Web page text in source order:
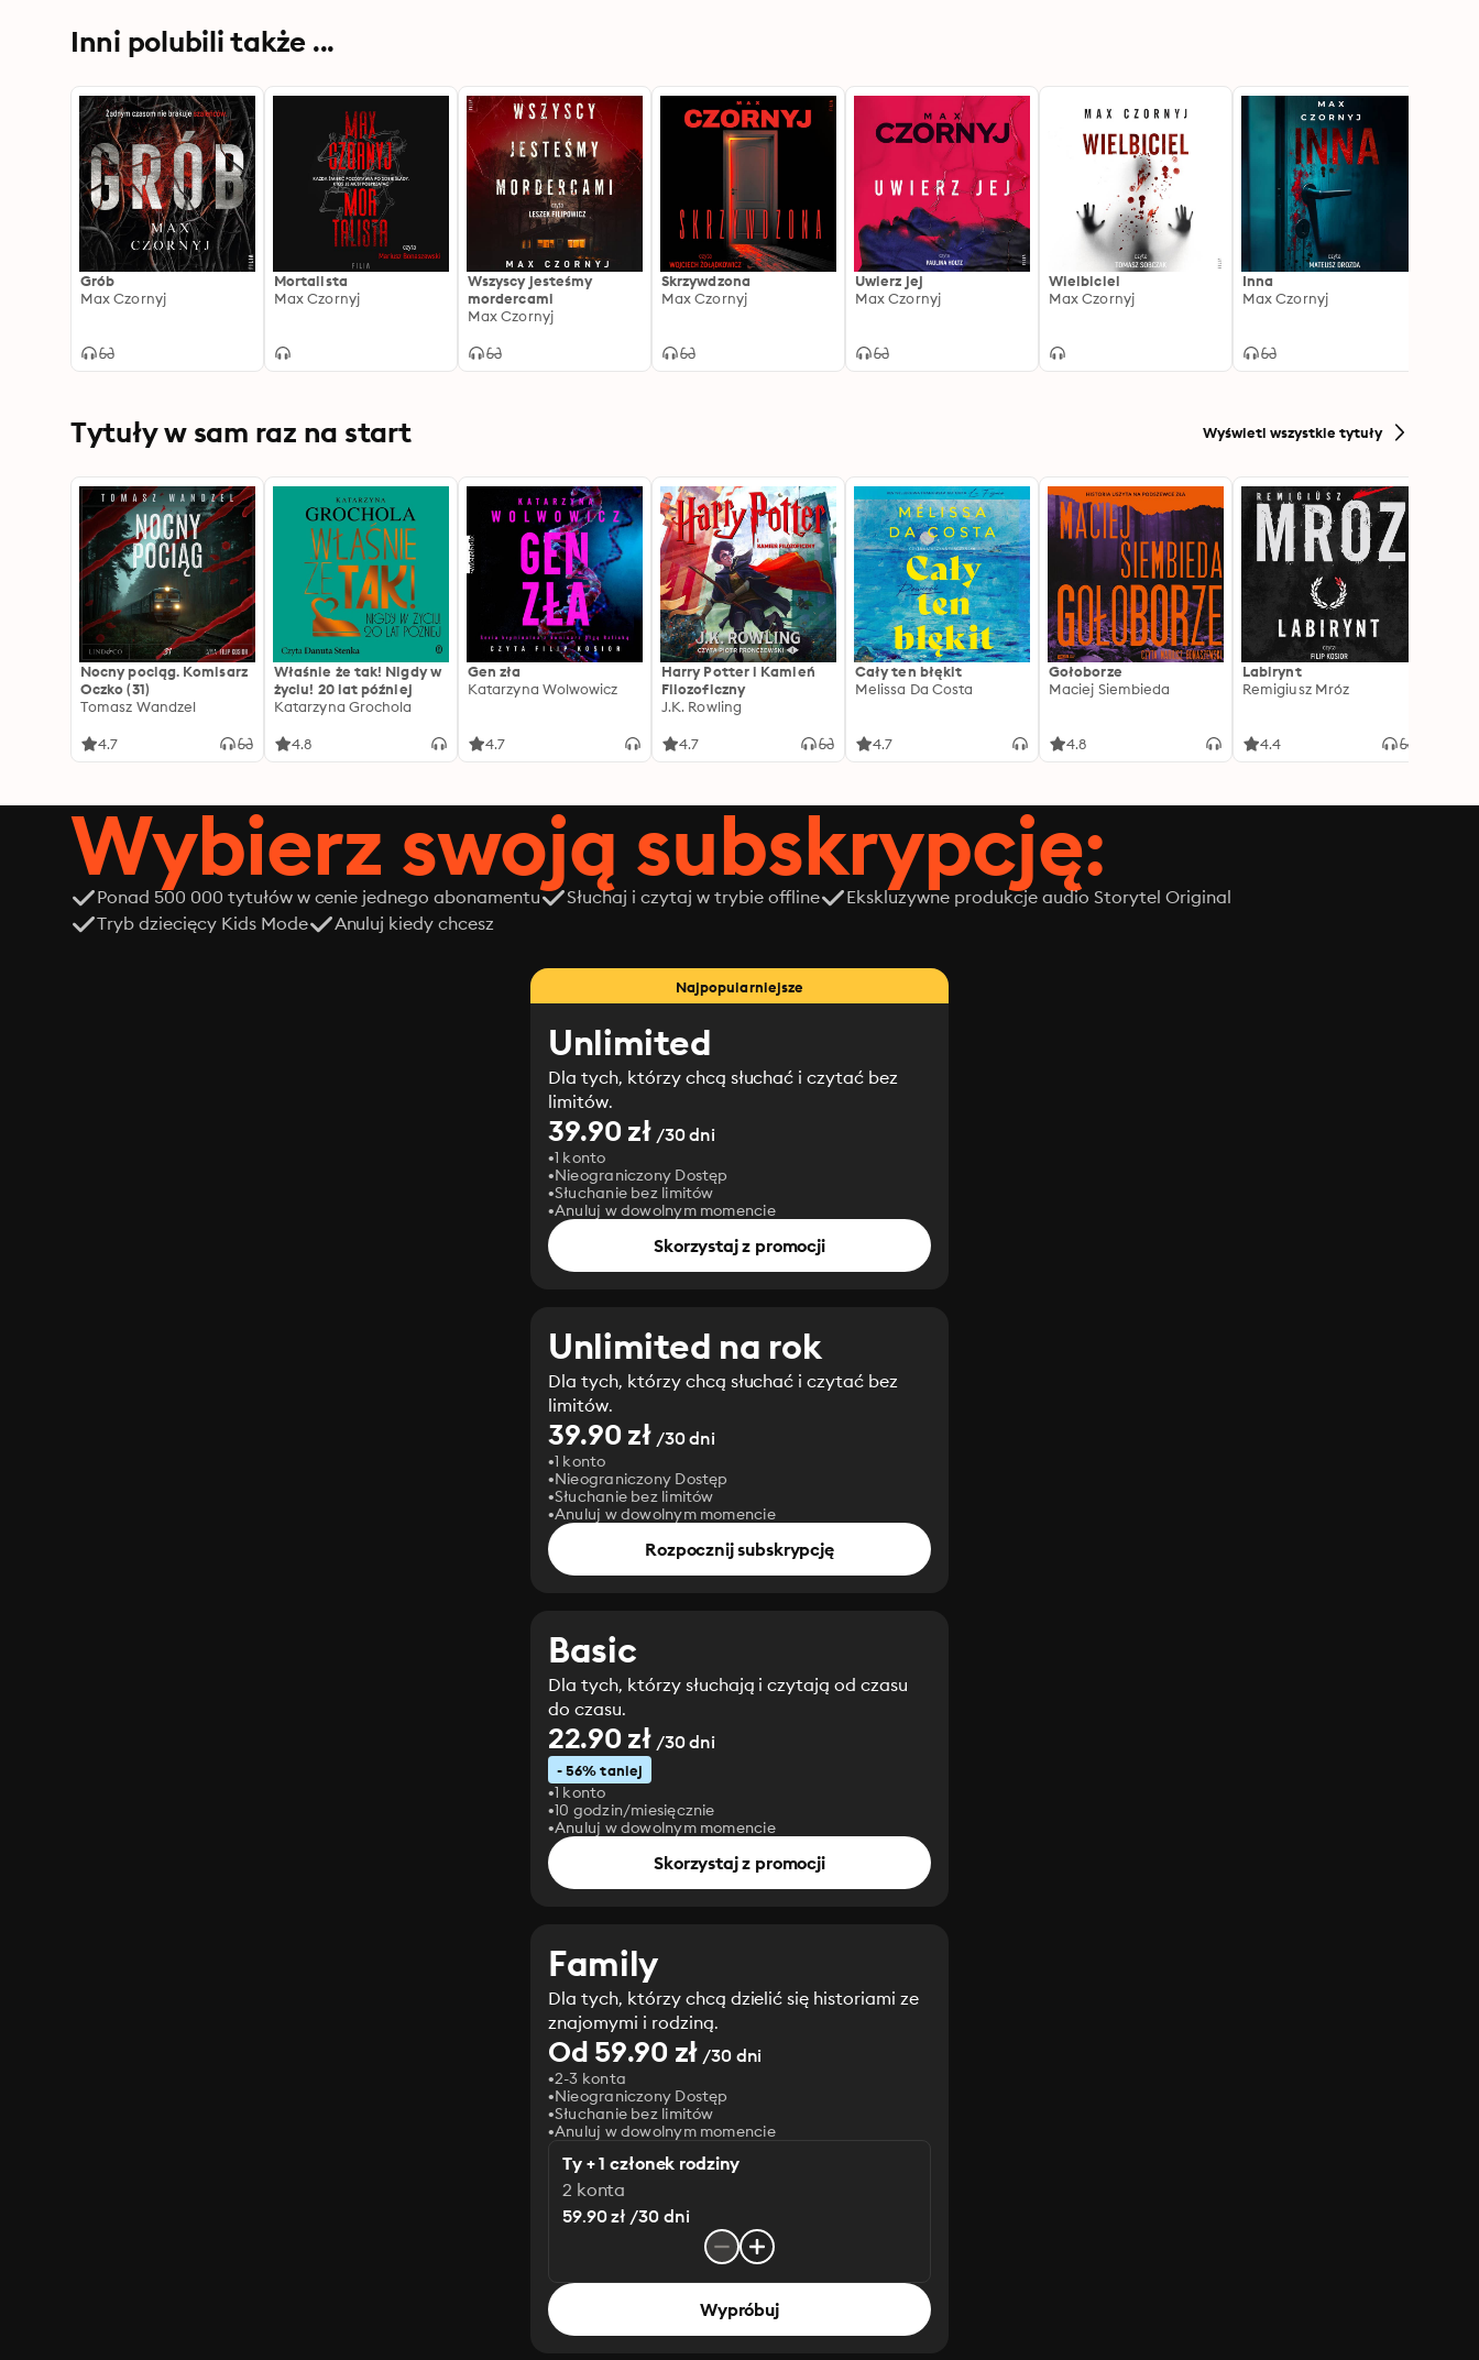
Inni polubili także ...
Grób
Max Czornyj
Mortalista
Max Czornyj
Wszyscy jesteśmy
mordercami
Max Czornyj
Skrzywdzona
Max Czornyj
Uwierz jej
Max Czornyj
Wielbiciel
Max Czornyj
Inna
Max Czornyj
Tytuły w sam raz na start Wyświetl wszystkie tytuły
Nocny pociąg. Komisarz
Oczko (31)
Tomasz Wandzel
4.7
Właśnie że tak! Nigdy w
życiu! 20 lat później
Katarzyna Grochola
4.8
Gen zła
Katarzyna Wolwowicz
4.7
Harry Potter i Kamień
Filozoficzny
J.K. Rowling
4.7
Cały ten błękit
Melissa Da Costa
4.7
Gołoborze
Maciej Siembieda
4.8
Labirynt
Remigiusz Mróz
4.4
Wybierz swoją subskrypcję:
Ponad 500 000 tytułów w cenie jednego abonamentu Słuchaj i czytaj w trybie offline
Ekskluzywne produkcje audio Storytel Original
Tryb dziecięcy Kids Mode
Anuluj kiedy chcesz
Najpopularniejsze
Unlimited
Dla tych, którzy chcą słuchać i czytać bez
limitów.
39.90 zł/30 dni
1 konto
Nieograniczony Dostęp
Słuchanie bez limitów
Anuluj w dowolnym momencie
Skorzystaj z promocji
Unlimited na rok
Dla tych, którzy chcą słuchać i czytać bez
limitów.
39.90 zł/30 dni
1 konto
Nieograniczony Dostęp
Słuchanie bez limitów
Anuluj w dowolnym momencie
Rozpocznij subskrypcję
Basic
Dla tych, którzy słuchają i czytają od czasu
do czasu.
22.90 zł/30 dni
- 56% taniej
1 konto
10 godzin/miesięcznie
Anuluj w dowolnym momencie
Skorzystaj z promocji
Family
Dla tych, którzy chcą dzielić się historiami ze
znajomymi i rodziną.
Od 59.90 zł /30 dni
2-3 konta
Nieograniczony Dostęp
Słuchanie bez limitów
Anuluj w dowolnym momencie
Ty + 1 członek rodziny
2 konta
59.90 zł /30 dni
Wypróbuj